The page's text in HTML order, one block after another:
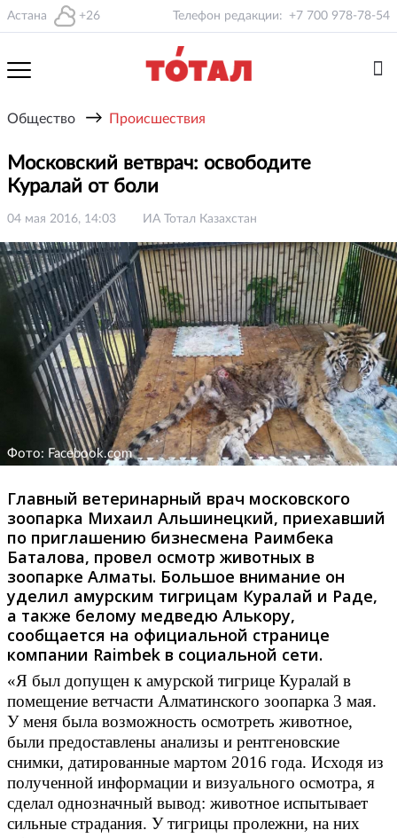
Астана +26 Телефон редакции: +7 700 978-78-54
Общество → Происшествия
Московский ветврач: освободите
Куралай от боли
04 мая 2016, 14:03 ИА Тотал Казахстан
Фото: Facebook.com
Главный ветеринарный врач московского
зоопарка Михаил Альшинецкий, приехавший
по приглашению бизнесмена Раимбека
Баталова, провел осмотр животных в
зоопарке Алматы. Большое внимание он
уделил амурским тигрицам Куралай и Раде,
а также белому медведю Алькору,
сообщается на официальной странице
компании Raimbek в социальной сети.
«Я был допущен к амурской тигрице Куралай в
помещение ветчасти Алматинского зоопарка 3 мая.
У меня была возможность осмотреть животное,
были предоставлены анализы и рентгеновские
снимки, датированные мартом 2016 года. Исходя из
полученной информации и визуального осмотра, я
сделал однозначный вывод: животное испытывает
сильные страдания. У тигрицы пролежни, на них